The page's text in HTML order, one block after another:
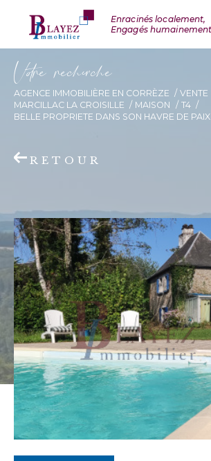
Vore recece
AGENCE IMMOBILIÈRE EN CORRÈZE
VENTE
MARCILLAC LA CROISILLE
MAISON
T4
BELLE PROPRIETE DANS SON HAVRE DE PAIX
RETOUR